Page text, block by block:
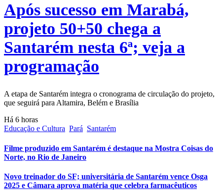
Após sucesso em Marabá,
projeto 50+50 chega a
Santarém nesta 6ª; veja a
programação
A etapa de Santarém integra o cronograma de circulação do projeto,
que seguirá para Altamira, Belém e Brasília
Há 6 horas
Educação e Cultura Pará Santarém
Filme produzido em Santarém é destaque na Mostra Coisas do
Norte, no Rio de Janeiro
Novo treinador do SF; universitária de Santarém vence Osga
2025 e Câmara aprova matéria que celebra farmacêuticos